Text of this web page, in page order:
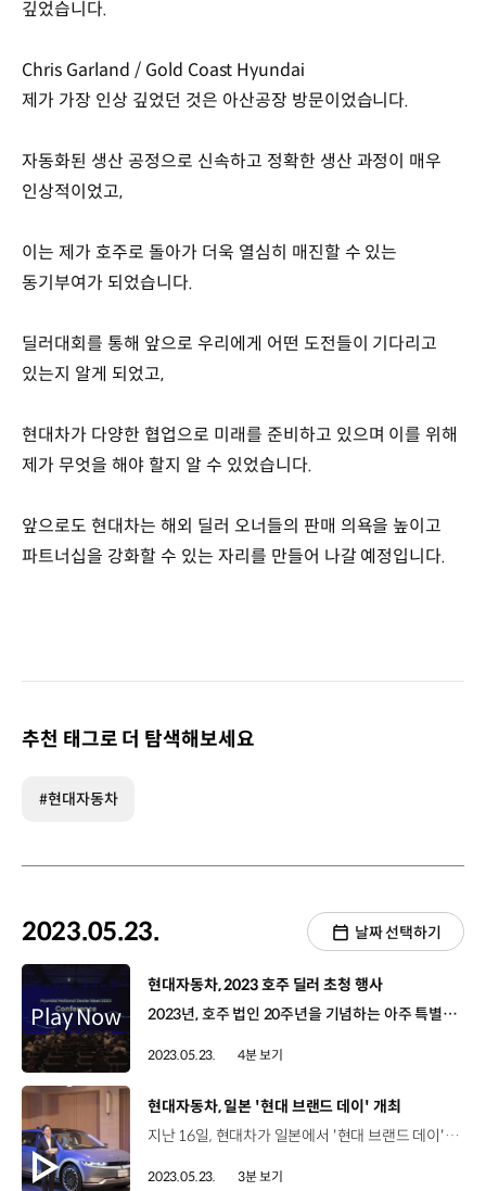
깊었습니다.
Chris Garland / Gold Coast Hyundai
제가 가장 인상 깊었던 것은 아산공장 방문이었습니다.
자동화된 생산 공정으로 신속하고 정확한 생산 과정이 매우
인상적이었고,
이는 제가 호주로 돌아가 더욱 열심히 매진할 수 있는
동기부여가 되었습니다.
딜러대회를 통해 앞으로 우리에게 어떤 도전들이 기다리고
있는지 알게 되었고,
현대차가 다양한 협업으로 미래를 준비하고 있으며 이를 위해
제가 무엇을 해야 할지 알 수 있었습니다.
앞으로도 현대차는 해외 딜러 오너들의 판매 의욕을 높이고
파트너십을 강화할 수 있는 자리를 만들어 나갈 예정입니다.
추천 태그로 더 탐색해보세요
#현대자동차
2023.05.23. 날짜 선택하기
[동영상]
현대자동차, 2023 호주 딜러 초청 행사
2023년, 호주 법인 20주년을 기념하는 아주 특별한 행사가 열렸습니다. 바로 지난 15일부터 17일까지 호주 딜러 오너들이 한국을 방문한 건데요. 지난 20년에 대한 감사의 마음을 전하고 또 다른 20년의 파트너십을 강화하기 위해 진행된 이번 행사에는 호주 딜러 오너와 배우자, 법인 직원 등 총 200여 명이 참석했습니다. 설레는 마음으로 한국을 찾은 이들은 첫째 날 용인 스피드웨이를 찾았는데요. 이곳에서는 ‘디 올 뉴 코나’ 상품을 체험하고 쏘나타 N–Line 전시차를 관람하는 등 상품 이해도를 높이는 시간을 가졌습니다. 둘째 날에는 아산 공장 투어를 통해 전기차 생산 공정과 내연기관 차량과의 차이를 한눈에 이해할 수 있었고요. 현대차그룹의 규모를 각인시킬 수 있는 현대제철 투어도 이어졌습니다. 또한 전세계적으로 유일하게 현대차 전 차종 라인업이 전시된 현대 모터스튜디오 고양도 방문했는데요. 신형 싼타페와 아이오닉5 N의 실물을 공개해 딜러들의 판매 의욕을 높였습니다. 마지막 날에는 '딜러 컨퍼런스'가 진행됐는데요. UAM과 스마트 시티 등에 대한 발표로 그룹사 중장기 전략을 소개하는 것은 물론, 호주 법인의 중장기 운영 전략도 공유해 미래 비전에 대한 기대감을 높이기도 했습니다. 이외에도 한국의 문화를 즐길 수 있는 다채로운 음식과 공연이 마련돼 높은 호응을 얻었는데요. Chad Davies / Pennant Hills Hyundai이번 딜러대회는 아주 멋진 경험이었고 현대차의 시설을 견학하며 현대차와 한국의 문화에 대해 경험할 좋은 기회였습니다. 현대차가 호주뿐만 아니라 글로벌 시장에서 어떤 위치에 있는지도 알 수 있었고, 미래의 멋진 신차 포트폴리오가 기대됩니다. 또한, 현대차가 지금까지 어떤 길을 걸어왔는지도 보았는데요. 앞으로의 20년도 무척이나 기대됩니다. James Sounas / Essendon Hyundai한국은 다섯 번째 방문인데 한국 방문은 저에게 언제나 기분 좋은 일입니다. 제가 가장 인상 깊었던 프로그램은 현대 모터스튜디오 방문이었습니다. 현대차의 혁신과 기술이 매우 감명 깊었습니다. Chris Garland / Gold Coast Hyundai제가 가장 인상 깊었던 것은 아산공장 방문이었습니다. 자동화된 생산 공정으로 신속하고 정확한 생산 과정이 매우 인상적이었고, 이는 제가 호주로 돌아가 더욱 열심히 매진할 수 있는 동기부여가 되었습니다. 딜러대회를 통해 앞으로 우리에게 어떤 도전들이 기다리고 있는지 알게 되었고, 현대차가 다양한 협업으로 미래를 준비하고 있으며 이를 위해 제가 무엇을 해야 할지 알 수 있었습니다. 앞으로도 현대차는 해외 딜러 오너들의 판매 의욕을 높이고 파트너십을 강화할 수 있는 자리를 만들어 나갈 예정입니다.
2023.05.23. 4분 보기
[동영상]
현대자동차, 일본 '현대 브랜드 데이' 개최
지난 16일, 현대차가 일본에서 '현대 브랜드 데이'를 개최했습니다. 일본 시장 재진출 1년을 기념해 열린 이번 행사에는 현지 언론과 자동차 전문매체 외에도 최근 현대차를 구입한 일반 고객들도 참석해 그 의미를 더했습니다. 이날 일본 고객을 위한 '현대 어슈어런스 프로그램'도 공개됐는데요. 2008년 글로벌 금융위기 이후 미국에서 실시했던 같은 이름의 프로그램을 전기차 보급률이 낮은 일본 시장에 맞게 재구성한 점이 관심을 끌었는데요. 먼저 전기차 신차 등록 후 3년까지 매년 정기 점검 기본료를 무상으로 제공하며 3년 차 점검 시기에는 배터리 냉각수도 무상으로 교체를 진행합니다. 또한 일본 현지의 도로 폭과 주행 환경 등을 고려해 차체 보호 서비스도 실시하는데요. 신차 등록 후 3년까지 1년마다 한 가지씩, 연간 최대 10만 엔(약99만 원)의 외관 손상 수리비를 지원하게 됩니다. 차량 관련 점검 비용이 많이 드는 일본에서 이러한 무상 서비스를 제공해 고객 만족을 더욱 높일 것으로 기대하고 있는데요. 뿐만 아니라 기존 고객까지 소급했다는 점에서 파격적이고 세심한 현대차에 감동했다는 현지 반응이 이어지고 있습니다. 이날 행사를 통해 올가을에는 코나 일렉트릭이 내년 초, 아이오닉 5 N이 출시된다는 소식이 공개됐는데요. 지난 3월, 글로벌 시장에 공개된 코나 일렉트릭은 현재 일본에서 실제 도로 테스트를 거쳐 적합하다는 평가를 받고 출격을 준비 중입니다. 무공해 차량 라인업, 딜러 없는 온라인 판매 등 전 세계 어디에서도 해보지 않았던 새로운 시도를 펼쳐나가고 있는 일본 시장! 현대차는 기존에 없던 차별화된 시도로 일본 고객들의 만족을 위해 노력해 나갈 예정입니다.
2023.05.23. 3분 보기